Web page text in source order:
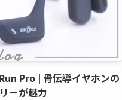
Pro | 骨伝導イヤホンの
ーが魅力